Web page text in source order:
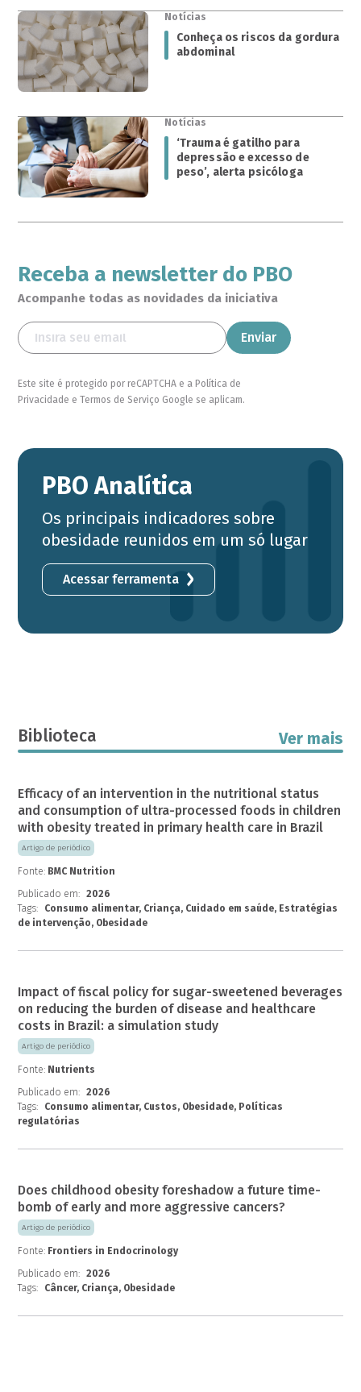
Notícias
Conheça os riscos da gordura
abdominal
Notícias
‘Trauma é gatilho para
depressão e excesso de
peso’, alerta psicóloga
Receba a newsletter do PBO
Acompanhe todas as novidades da iniciativa
Este site é protegido por reCAPTCHA e a Política de
Privacidade e Termos de Serviço Google se aplicam.
PBO Analítica
Os principais indicadores sobre
obesidade reunidos em um só lugar
Acessar ferramenta
Biblioteca Ver mais
Efficacy of an intervention in the nutritional status
and consumption of ultra-processed foods in children
with obesity treated in primary health care in Brazil
Artigo de periódico
Fonte: BMC Nutrition
Publicado em:
2026
Tags:
Consumo alimentar, Criança, Cuidado em saúde, Estratégias
de intervenção, Obesidade
Impact of fiscal policy for sugar-sweetened beverages
on reducing the burden of disease and healthcare
costs in Brazil: a simulation study
Artigo de periódico
Fonte: Nutrients
Publicado em:
2026
Tags:
Consumo alimentar, Custos, Obesidade, Políticas
regulatórias
Does childhood obesity foreshadow a future time-
bomb of early and more aggressive cancers?
Artigo de periódico
Fonte: Frontiers in Endocrinology
Publicado em:
2026
Tags:
Câncer, Criança, Obesidade